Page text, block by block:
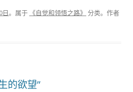
日。属于 《自觉和领悟之路》 分类。 作者
的欲望”